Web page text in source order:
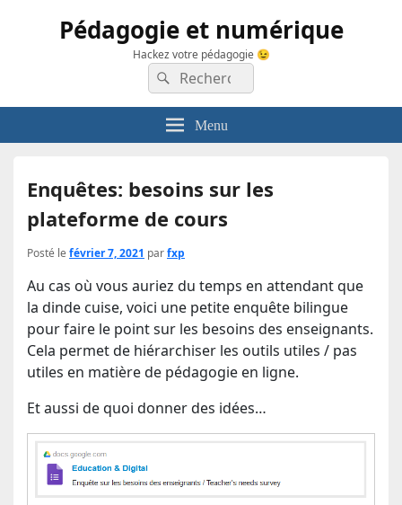
Pédagogie et numérique
Hackez votre pédagogie 😉
Recherche :
Rechercher
Menu
Enquêtes: besoins sur les
plateforme de cours
Posté le février 7, 2021 parfxp
Au cas où vous auriez du temps en attendant que
la dinde cuise, voici une petite enquête bilingue
pour faire le point sur les besoins des enseignants.
Cela permet de hiérarchiser les outils utiles / pas
utiles en matière de pédagogie en ligne.
Et aussi de quoi donner des idées…